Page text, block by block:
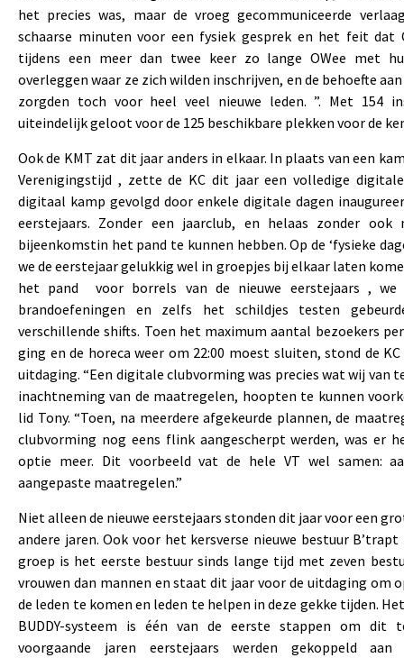
het precies was, maar de vroeg gecommuniceerde
schaarse minuten voor een fysiek gesprek en het feit dat
tijdens een meer dan twee keer zo lange OWee met
overleggen waar ze zich wilden inschrijven, en de behoefte
zorgden toch voor heel veel nieuwe leden. ”. Met 154
uiteindelijk geloot voor de 125 beschikbare plekken voor de
Ook de KMT zat dit jaar anders in elkaar. In plaats van een
Verenigingstijd , zette de KC dit jaar een volledige
digitaal kamp gevolgd door enkele digitale dagen
eerstejaars. Zonder een jaarclub, en helaas zonder ook
bijeenkomstin het pand te kunnen hebben. Op de ‘fysieke
we de eerstejaar gelukkig wel in groepjes bij elkaar laten
het pand voor borrels van de nieuwe eerstejaars , we
brandoefeningen en zelfs het schildjes testen
verschillende shifts. Toen het maximum aantal bezoekers
ging en de horeca weer om 22:00 moest sluiten, stond de
uitdaging. “Een digitale clubvorming was precies wat wij van
inachtneming van de maatregelen, hoopten te kunnen
lid Tony. “Toen, na meerdere afgekeurde plannen, de
clubvorming nog eens flink aangescherpt werden, was er
optie meer. Dit voorbeeld vat de hele VT wel samen:
aangepaste maatregelen.”
Niet alleen de nieuwe eerstejaars stonden dit jaar voor een
andere jaren. Ook voor het kersverse nieuwe bestuur B’trapt
groep is het eerste bestuur sinds lange tijd met zeven
vrouwen dan mannen en staat dit jaar voor de uitdaging om
de leden te komen en leden te helpen in deze gekke tijden.
BUDDY-systeem is één van de eerste stappen om dit
voorgaande jaren eerstejaars werden gekoppeld aan